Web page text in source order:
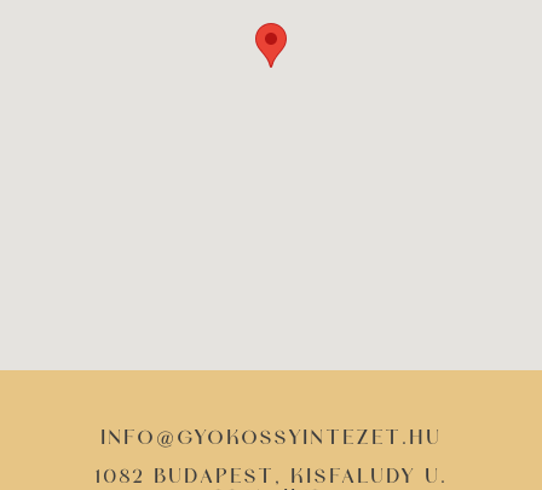
info@gyokossyintezet.hu
1082 Budapest, Kisfaludy u.